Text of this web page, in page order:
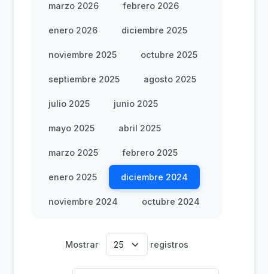
marzo 2026 febrero 2026
enero 2026 diciembre 2025
noviembre 2025 octubre 2025
septiembre 2025 agosto 2025
julio 2025 junio 2025
mayo 2025 abril 2025
marzo 2025 febrero 2025
enero 2025 diciembre 2024
noviembre 2024 octubre 2024
Mostrar registros